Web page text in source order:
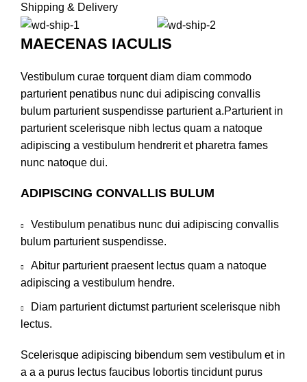
Shipping & Delivery
MAECENAS IACULIS
Vestibulum curae torquent diam diam commodo
parturient penatibus nunc dui adipiscing convallis
bulum parturient suspendisse parturient a.Parturient in
parturient scelerisque nibh lectus quam a natoque
adipiscing a vestibulum hendrerit et pharetra fames
nunc natoque dui.
ADIPISCING CONVALLIS BULUM
Vestibulum penatibus nunc dui adipiscing convallis
bulum parturient suspendisse.
Abitur parturient praesent lectus quam a natoque
adipiscing a vestibulum hendre.
Diam parturient dictumst parturient scelerisque nibh
lectus.
Scelerisque adipiscing bibendum sem vestibulum et in
a a a purus lectus faucibus lobortis tincidunt purus